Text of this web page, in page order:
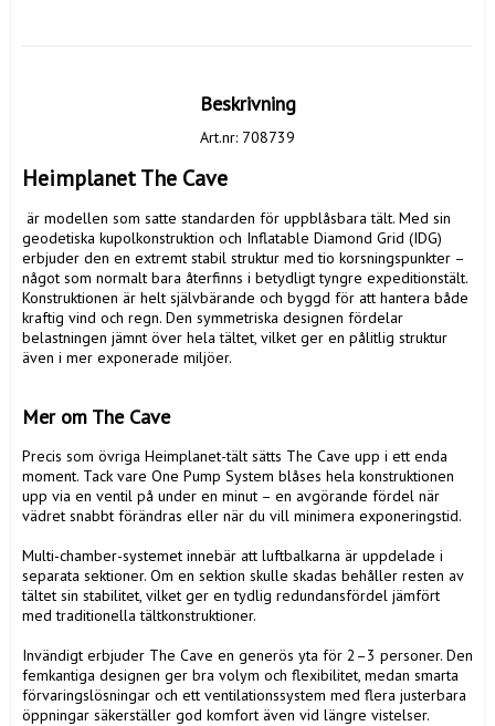
Beskrivning
Art.nr: 708739
Heimplanet The Cave
geodetiska kupolkonstruktion och Inflatable Diamond Grid (IDG)
erbjuder den en extremt stabil struktur med tio korsningspunkter –
något som normalt bara återfinns i betydligt tyngre expeditionstält.
Konstruktionen är helt självbärande och byggd för att hantera både
kraftig vind och regn. Den symmetriska designen fördelar
belastningen jämnt över hela tältet, vilket ger en pålitlig struktur
även i mer exponerade miljöer.
Mer om The Cave
Precis som övriga Heimplanet-tält sätts The Cave upp i ett enda
moment. Tack vare One Pump System blåses hela konstruktionen
upp via en ventil på under en minut – en avgörande fördel när
vädret snabbt förändras eller när du vill minimera exponeringstid.
Multi-chamber-systemet innebär att luftbalkarna är uppdelade i
separata sektioner. Om en sektion skulle skadas behåller resten av
tältet sin stabilitet, vilket ger en tydlig redundansfördel jämfört
med traditionella tältkonstruktioner.
Invändigt erbjuder The Cave en generös yta för 2–3 personer. Den
femkantiga designen ger bra volym och flexibilitet, medan smarta
förvaringslösningar och ett ventilationssystem med flera justerbara
öppningar säkerställer god komfort även vid längre vistelser.